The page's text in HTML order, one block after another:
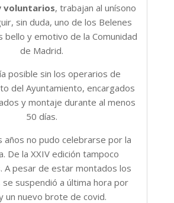
voluntarios, trabajan al unísono
sin duda, uno de los Belenes
bello y emotivo de la Comunidad
de Madrid.
posible sin los operarios de
del Ayuntamiento, encargados
y montaje durante al menos
50 días.
años no pudo celebrarse por la
De la XXIV edición tampoco
A pesar de estar montados los
suspendió a última hora por
un nuevo brote de covid.